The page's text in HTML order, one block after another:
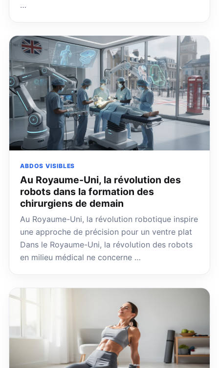
…
ABDOS VISIBLES
Au Royaume-Uni, la révolution des
robots dans la formation des
chirurgiens de demain
Au Royaume-Uni, la révolution robotique inspire
une approche de précision pour un ventre plat
Dans le Royaume-Uni, la révolution des robots
en milieu médical ne concerne …